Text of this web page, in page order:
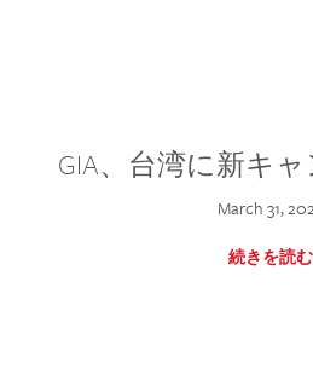
GIA、台湾に新キ
March 31,
続きを読む